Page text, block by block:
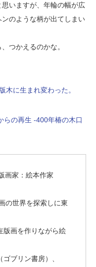
いますが、年輪の幅が広
のような柄が出てしまい
つかえるのかな。
木に生まれ変わった。
らの再生 -400年椿の木口
画家：絵本作家
の世界を探索しに東
版画を作りながら絵
ブリン書房）、